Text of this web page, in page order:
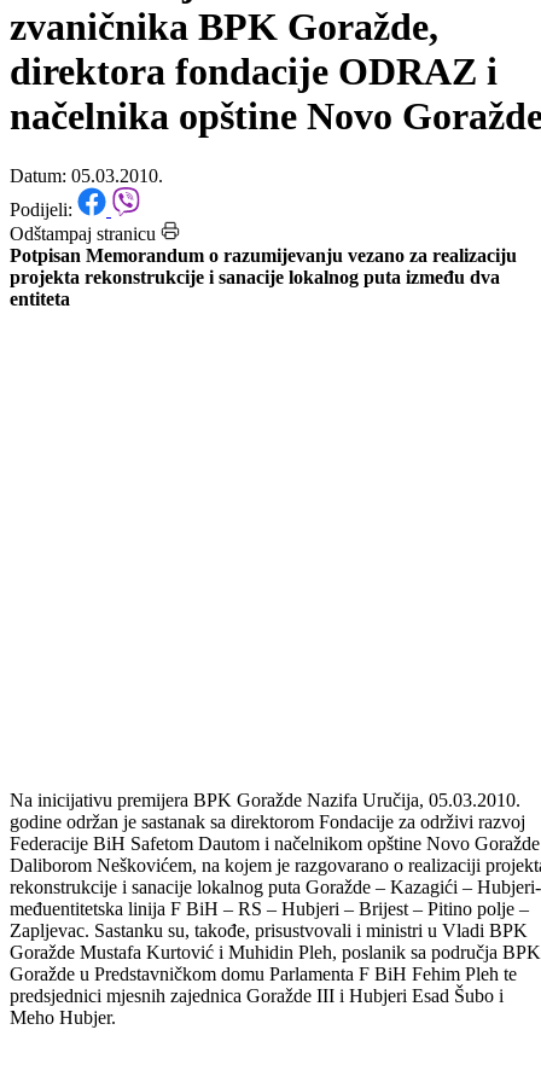
Održan zajednički sastanak
zvaničnika BPK Goražde,
direktora fondacije ODRAZ i
načelnika opštine Novo
Datum: 05.03.2010.
Podijeli:
Odštampaj stranicu
Na inicijativu premijera BPK Goražde Nazifa Uručija, 05.03.2010.
godine održan je sastanak sa direktorom Fondacije za održivi razvoj
Federacije BiH Safetom Dautom i načelnikom opštine Novo Goražde
Daliborom Neškovićem, na kojem je razgovarano o realizaciji
rekonstrukcije i sanacije lokalnog puta Goražde – Kazagići – Hubjeri-
međuentitetska linija F BiH – RS – Hubjeri – Brijest – Pitino polje –
Zapljevac. Sastanku su, takođe, prisustvovali i ministri u Vladi BPK
Goražde Mustafa Kurtović i Muhidin Pleh, poslanik sa područja BPK